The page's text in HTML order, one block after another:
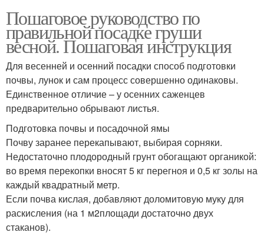
Пошаговое руководство по
правильной посадке груши
весной. Пошаговая инструкция
Для весенней и осенний посадки способ подготовки
почвы, лунок и сам процесс совершенно одинаковы.
Единственное отличие – у осенних саженцев
предварительно обрывают листья.
Подготовка почвы и посадочной ямы
Почву заранее перекапывают, выбирая сорняки.
Недостаточно плодородный грунт обогащают органикой:
во время перекопки вносят 5 кг перегноя и 0,5 кг золы на
каждый квадратный метр.
Если почва кислая, добавляют доломитовую муку для
раскисления (на 1 м2площади достаточно двух
стаканов).